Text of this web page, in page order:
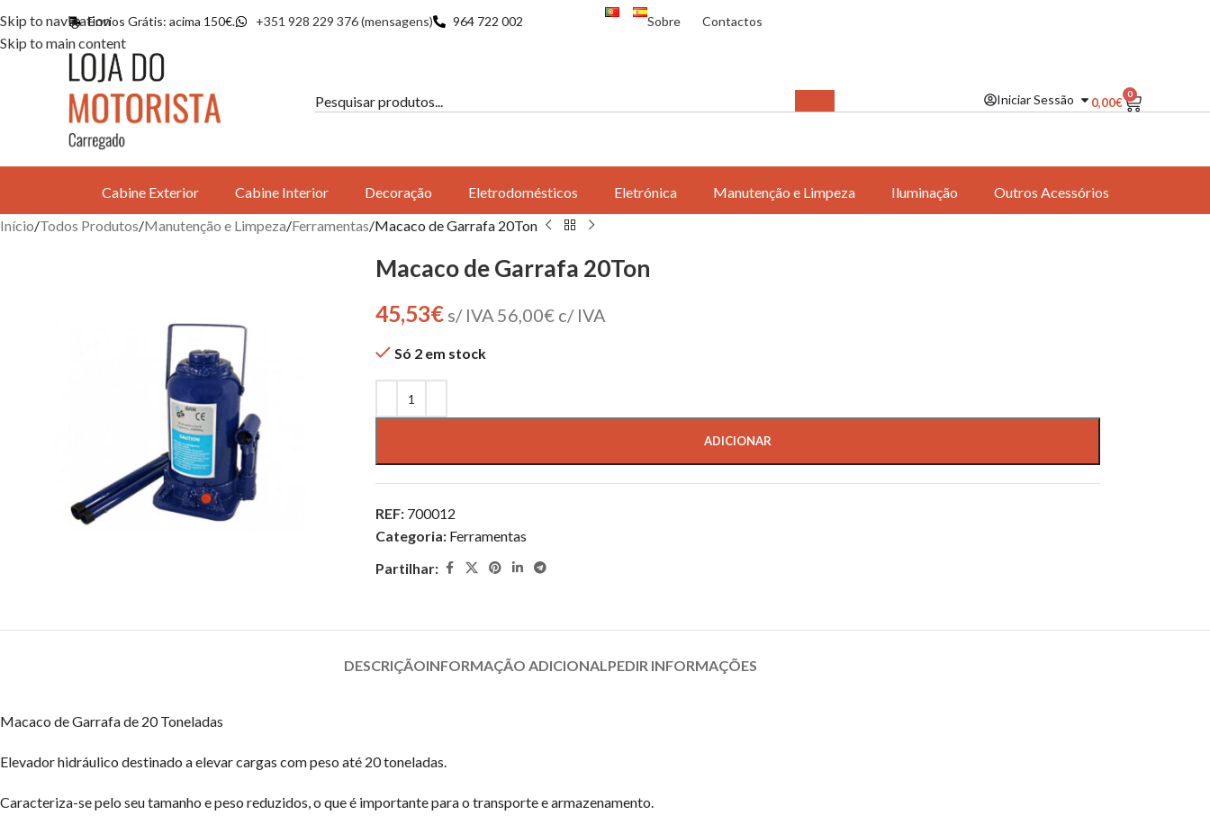
Skip to navigation
Skip to main content
Envios Grátis: acima 150€. +351 928 229 376 (mensagens) 964 722 002 Sobre Contactos
Iniciar Sessão 0,00€
0
Cabine Exterior Cabine Interior Decoração Eletrodomésticos Eletrónica Manutenção e Limpeza Iluminação
Outros Acessórios
Início Todos Produtos Manutenção e Limpeza Ferramentas Macaco de Garrafa 20Ton
Macaco de Garrafa 20Ton
45,53€ s/ IVA 56,00€ c/ IVA
Só 2 em stock
ADICIONAR
REF: 700012
Categoria: Ferramentas
Partilhar:
DESCRIÇÃOINFORMAÇÃO ADICIONALPEDIR INFORMAÇÕES
Macaco de Garrafa de 20 Toneladas
Elevador hidráulico destinado a elevar cargas com peso até 20 toneladas.
Caracteriza-se pelo seu tamanho e peso reduzidos, o que é importante para o transporte e armazenamento.